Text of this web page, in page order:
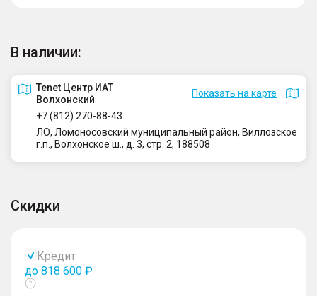
В наличии:
Tenet Центр ИАТ
Волхонский
Показать на карте
+7 (812) 270-88-43
ЛО, Ломоносовский муниципальный район, Виллозское
г.п., Волхонское ш., д. 3, стр. 2, 188508
Скидки
Кредит
до 818 600 ₽
Показать